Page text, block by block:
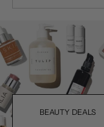
BEAUTY DEALS